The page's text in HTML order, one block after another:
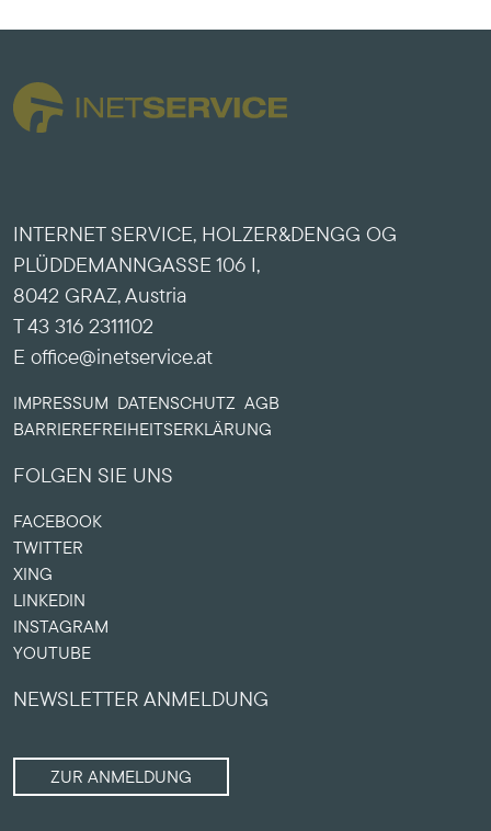
INTERNET SERVICE, HOLZER&DENGG OG
PLÜDDEMANNGASSE 106 I,
8042 GRAZ, Austria
T 43 316 2311102
E office@inetservice.at
IMPRESSUM DATENSCHUTZ AGB
BARRIERE­FREIHEITS­ERKLÄRUNG
FOLGEN SIE UNS
FACEBOOK
TWITTER
XING
LINKEDIN
INSTAGRAM
YOUTUBE
NEWSLETTER ANMELDUNG
ZUR ANMELDUNG